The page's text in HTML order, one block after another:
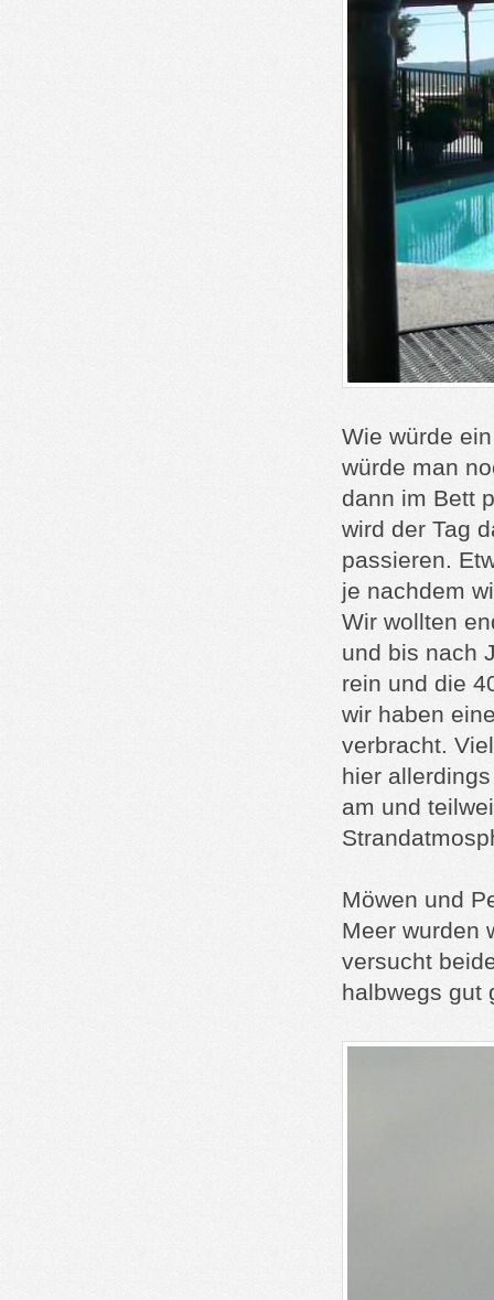
Wie würde
würde man
dann im Bett
wird der Tag
passieren.
je nachdem
Wir wollten
und bis nach
rein und die
wir haben
verbracht.
hier
am und
Möwen und
Meer wurden
versucht
halbwegs gut